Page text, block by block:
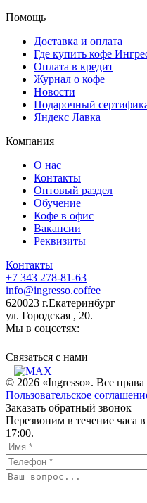
Помощь
Доставка и оплата
Где купить кофе
Оплата в кредит
Журнал о кофе
Новости
Подарочный
Яндекс Лавка
Компания
О нас
Контакты
Оптовый раздел
Обучение
Кофе в офис
Вакансии
Реквизиты
Контакты
+7 343 278-81-63
info@ingresso.coffee
620023 г.Екатеринбург
ул. Городская , 20.
Мы в соцсетях:
Связаться c нами
© 2026 «Ingresso». Все
Пользовательское
Заказать обратный звонок
Перезвоним в течение часа
17:00.